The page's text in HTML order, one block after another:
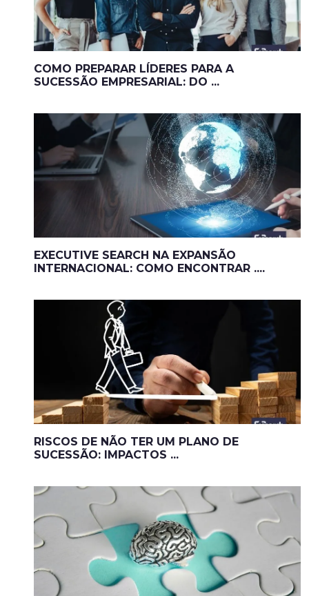
COMO PREPARAR LÍDERES PARA A
SUCESSÃO EMPRESARIAL: DO ...
EXECUTIVE SEARCH NA EXPANSÃO
INTERNACIONAL: COMO ENCONTRAR ....
RISCOS DE NÃO TER UM PLANO DE
SUCESSÃO: IMPACTOS ...